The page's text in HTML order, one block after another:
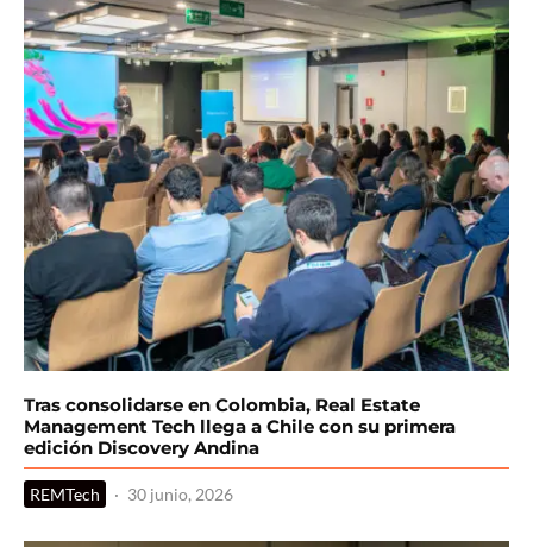
Tras consolidarse en Colombia, Real Estate
Management Tech llega a Chile con su primera
edición Discovery Andina
REMTech · 30 junio, 2026